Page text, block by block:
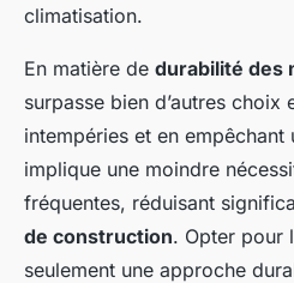
climatisation.
En matière de durabilité des
surpasse bien d’autres choix
intempéries et en empêchant
implique une moindre
fréquentes, réduisant
de construction. Opter pour
seulement une approche